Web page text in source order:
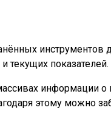
текущих показателей.
информации
этому можно